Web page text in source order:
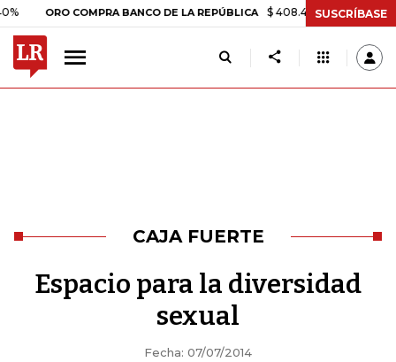
ORO COMPRA BANCO DE LA REPÚBLICA $ 408.498,97 +$ 8.753,81
SUSCRÍBASE
CAJA FUERTE
Espacio para la diversidad
sexual
Fecha: 07/07/2014